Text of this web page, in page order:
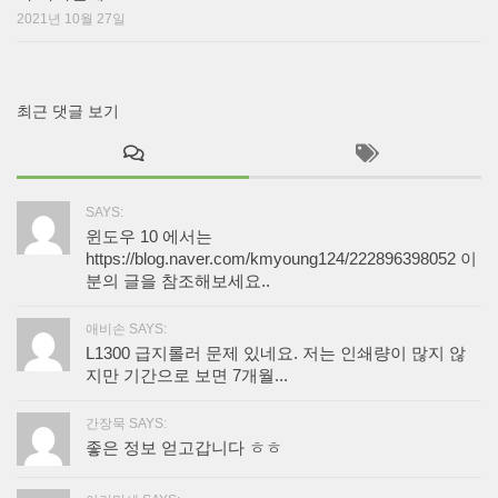
2021년 10월 27일
최근 댓글 보기
SAYS:
윈도우 10 에서는
https://blog.naver.com/kmyoung124/222896398052 이
분의 글을 참조해보세요..
애비손 SAYS:
L1300 급지롤러 문제 있네요. 저는 인쇄량이 많지 않
지만 기간으로 보면 7개월...
간장묵 SAYS:
좋은 정보 얻고갑니다 ㅎㅎ